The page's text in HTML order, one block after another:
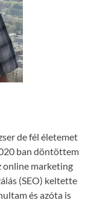
de fél életemet
ban döntöttem
online marketing
(SEO) keltette
és azóta is